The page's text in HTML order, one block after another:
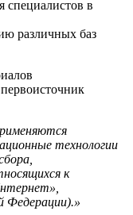
специалистов в
различных баз
технологии
к
Федерации).»